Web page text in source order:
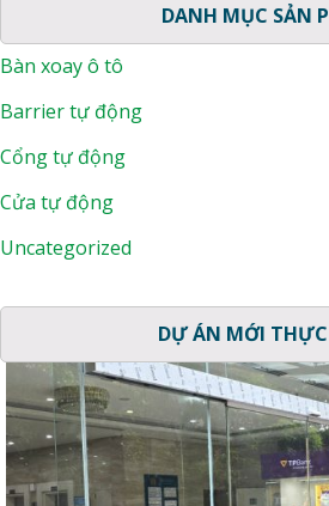
DANH MỤC SẢN
Bàn xoay ô tô
Barrier tự động
Cổng tự động
Cửa tự động
Uncategorized
DỰ ÁN MỚI